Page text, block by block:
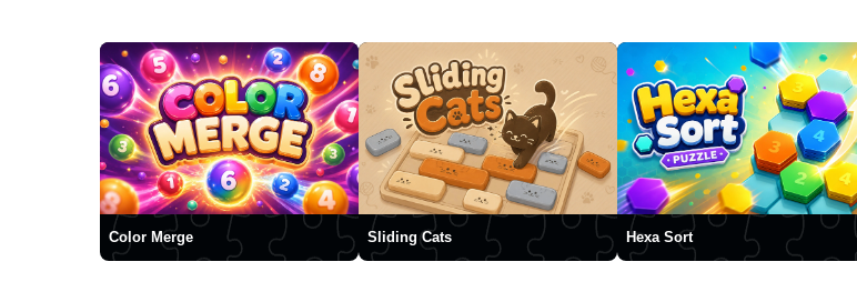
Color Merge Sliding Cats Hexa Sort